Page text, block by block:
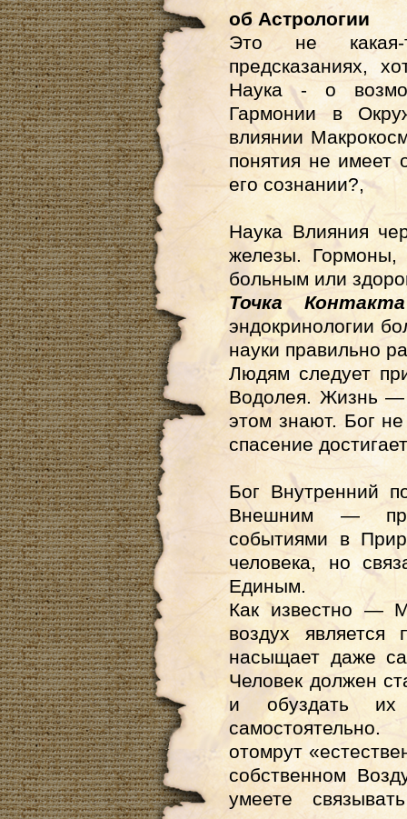
об Астрологии
Это не
предсказаниях,
Наука - о
Гармонии в
влиянии
понятия не
его сознании?,
Наука Влияния
железы. Гормоны,
больным или
Точка
эндокринологии
науки правильно
Людям следует
Водолея. Жизнь —
этом знают. Бог
спасение
Бог Внутренний
Внешним —
событиями в
человека, но
Единым.
Как известно —
воздух является
насыщает даже
Человек должен
и обуздать
отомрут
собственном
умеете